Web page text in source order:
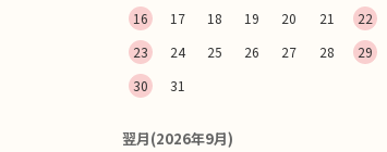
16
17 18 19 20 21
22
23
24 25 26 27 28
29
30
31
翌月(2026年9月)